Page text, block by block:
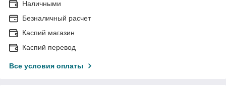
Наличными
Безналичный расчет
Каспий магазин
Каспий перевод
Все условия оплаты